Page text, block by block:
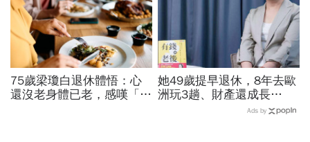
75歲梁瓊白退休體悟：心
還沒老身體已老，感嘆「沒
她49歲提早退休，8年去歐
洲玩3趟、財產還成長
35%！0050、00679B...
Ads by